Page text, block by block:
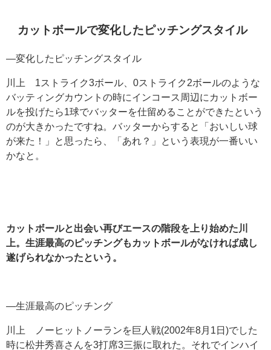
カットボールで変化したピッチングスタイル
―変化したピッチングスタイル
川上 1ストライク3ボール、0ストライク2ボールのような
バッティングカウントの時にインコース周辺にカットボー
ルを投げたら1球でバッターを仕留めることができたという
のが大きかったですね。バッターからすると「おいしい球
が来た！」と思ったら、「あれ？」という表現が一番いい
かなと。
カットボールと出会い再びエースの階段を上り始めた川
上。生涯最高のピッチングもカットボールがなければ成し
遂げられなかったという。
―生涯最高のピッチング
川上 ノーヒットノーランを巨人戦(2002年8月1日)でした
時に松井秀喜さんを3打席3三振に取れた。それでインハイ